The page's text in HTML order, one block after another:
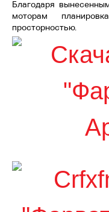
Благодаря
моторам
просторностью.